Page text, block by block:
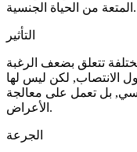
المتعة من الحياة الجنسية.
التأثير
تتعلق بضعف الرغبة
الانتصاب, لكن ليس لها
بل تعمل على معالجة
الأعراض.
الجرعة